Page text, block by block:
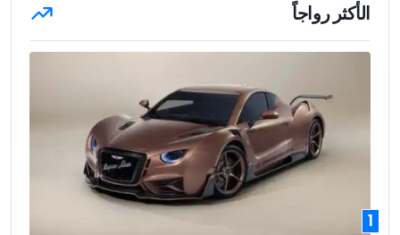
الأكثر رواجاً
1